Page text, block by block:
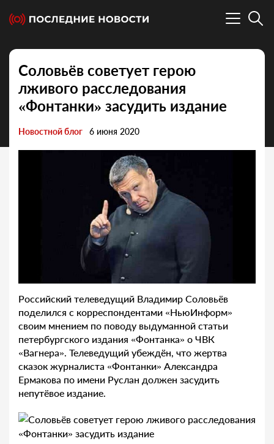
Соловьёв советует герою
лживого расследования
«Фонтанки» засудить издание
Новостной блог 6 июня 2020
Российский телеведущий Владимир Соловьёв
поделился с корреспондентами «НьюИнформ»
своим мнением по поводу выдуманной статьи
петербургского издания «Фонтанка» о ЧВК
«Вагнера». Телеведущий убеждён, что жертва
сказок журналиста «Фонтанки» Александра
Ермакова по имени Руслан должен засудить
непутёвое издание.